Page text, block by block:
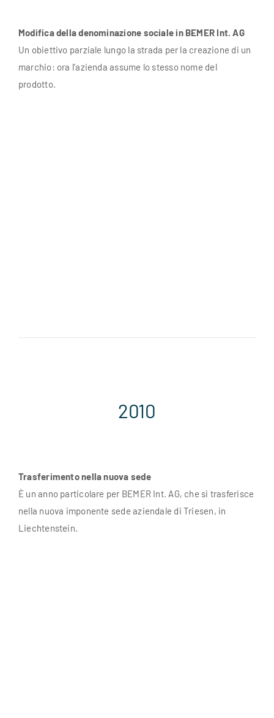
Modifica della denominazione sociale in BEMER Int. AG
Un obiettivo parziale lungo la strada per la creazione di un
marchio: ora l’azienda assume lo stesso nome del
prodotto.
2010
Trasferimento nella nuova sede
È un anno particolare per BEMER Int. AG, che si trasferisce
nella nuova imponente sede aziendale di Triesen, in
Liechtenstein.